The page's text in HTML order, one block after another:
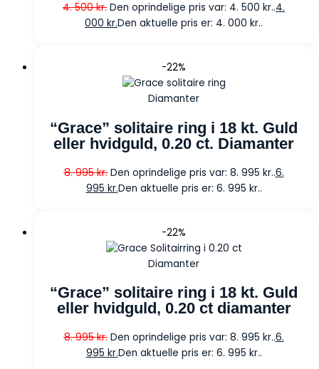
4. 500kr. Den oprindelige pris var: 4. 500 kr..4.
000 kr.Den aktuelle pris er: 4. 000 kr..
-22%
Diamanter
“Grace” solitaire ring i 18 kt. Guld
eller hvidguld, 0.20 ct. Diamanter
8. 995kr. Den oprindelige pris var: 8. 995 kr..6.
995 kr.Den aktuelle pris er: 6. 995 kr..
-22%
Diamanter
“Grace” solitaire ring i 18 kt. Guld
eller hvidguld, 0.20 ct diamanter
8. 995kr. Den oprindelige pris var: 8. 995 kr..6.
995 kr.Den aktuelle pris er: 6. 995 kr..